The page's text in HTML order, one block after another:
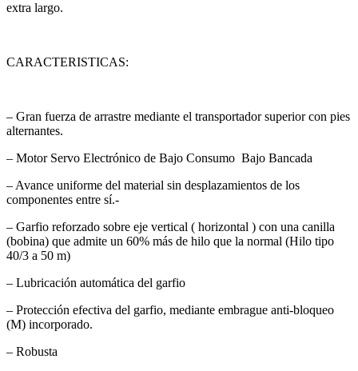
extra largo.
CARACTERISTICAS:
– Gran fuerza de arrastre mediante el transportador superior con pies
alternantes.
– Motor Servo Electrónico de Bajo Consumo Bajo Bancada
– Avance uniforme del material sin desplazamientos de los
componentes entre sí.-
– Garfio reforzado sobre eje vertical ( horizontal ) con una canilla
(bobina) que admite un 60% más de hilo que la normal (Hilo tipo
40/3 a 50 m)
– Lubricación automática del garfio
– Protección efectiva del garfio, mediante embrague anti-bloqueo
(M) incorporado.
– Robusta